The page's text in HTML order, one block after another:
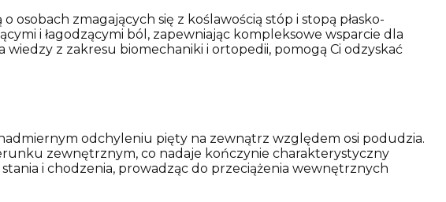
zmagających się z koślawością stóp i stopą płasko-
i łagodzącymi ból, zapewniając kompleksowe wsparcie dla
z zakresu biomechaniki i ortopedii, pomogą Ci odzyskać
odchyleniu pięty na zewnątrz względem osi podudzia.
zewnętrznym, co nadaje kończynie charakterystyczny
i chodzenia, prowadząc do przeciążenia wewnętrznych